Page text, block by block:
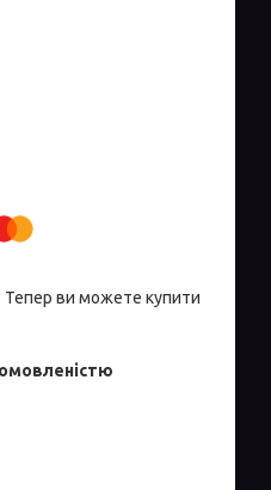
Тепер ви можете купити